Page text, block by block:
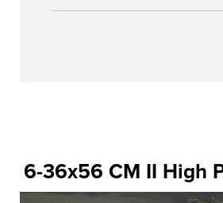
6-36x56 CM II High